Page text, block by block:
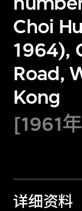
Choi
1964),
Road,
Kong
[1961
详细资料